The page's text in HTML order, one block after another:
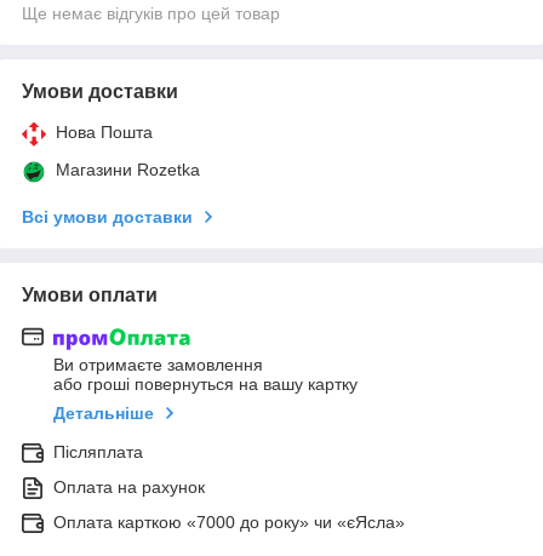
Ще немає відгуків про цей товар
Умови доставки
Нова Пошта
Магазини Rozetka
Всі умови доставки
Умови оплати
Ви отримаєте замовлення
або гроші повернуться на вашу картку
Детальніше
Післяплата
Оплата на рахунок
Оплата карткою «7000 до року» чи «єЯсла»